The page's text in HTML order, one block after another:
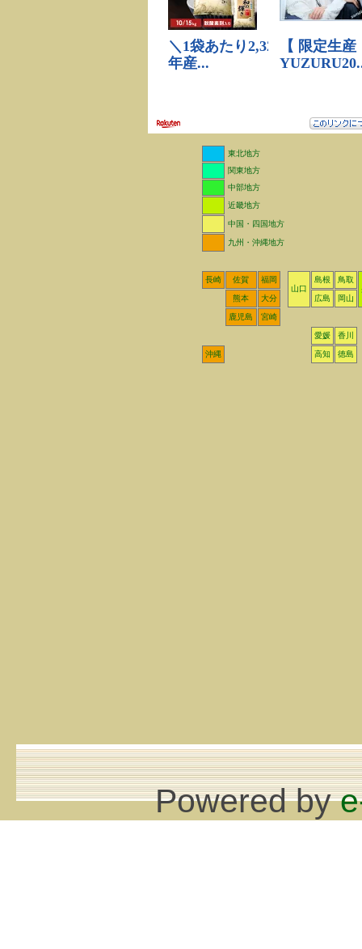
東北地方
関東地方
中部地方
近畿地方
中国・四国地方
九州・沖縄地方
長崎 佐賀
福岡
山口
島根
鳥取
熊本
大分 広島 岡山
鹿児島 宮崎
愛媛 香川
沖縄 高知 徳島
Powered by